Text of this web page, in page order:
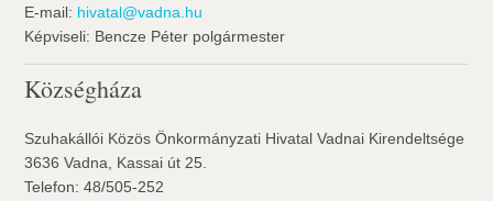
E-mail: hivatal@vadna.hu
Képviseli: Bencze Péter polgármester
Községháza
Szuhakállói Közös Önkormányzati Hivatal Vadnai Kirendeltsége
3636 Vadna, Kassai út 25.
Telefon: 48/505-252